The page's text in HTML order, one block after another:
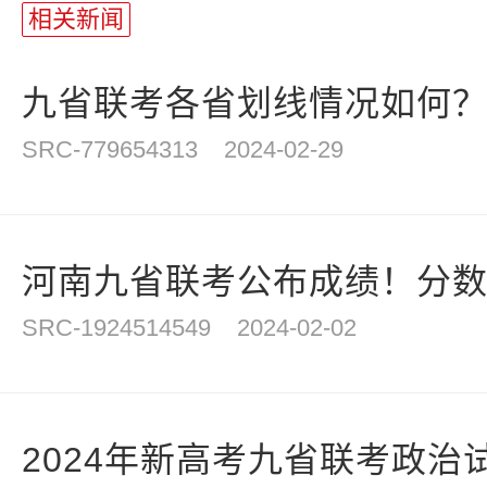
相关新闻
九省联考各省划线情况如何
SRC-779654313 2024-02-29
河南九省联考公布成绩！分
SRC-1924514549 2024-02-02
2024年新高考九省联考政治